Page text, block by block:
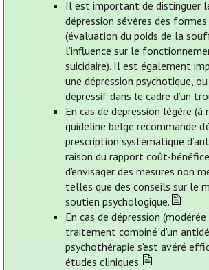
Il est important de distinguer
dépression sévères des
(évaluation du poids de la
l’influence sur le
suicidaire). Il est également
une dépression psychotique,
dépressif dans le cadre d’un
En cas de dépression légère (à
guideline belge recommande
prescription systématique
raison du rapport coût-
d'envisager des mesures non
telles que des conseils sur le
soutien psychologique.
En cas de dépression
traitement combiné d'un
psychothérapie s'est avéré
études cliniques.